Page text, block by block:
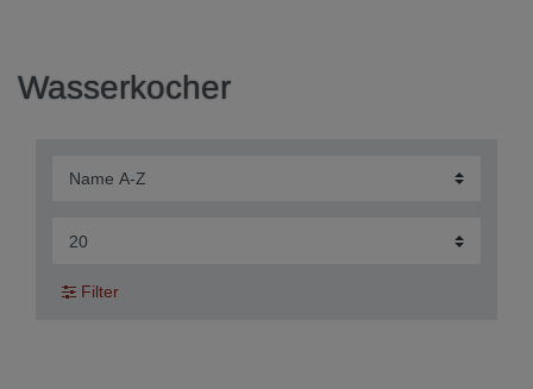
Wasserkocher
Filter